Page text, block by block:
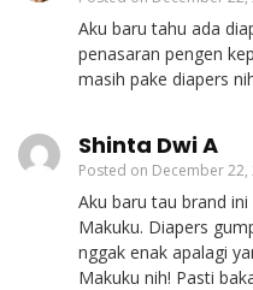
Aku baru tahu ada
penasaran pengen
masih pake diapers
Shinta Dwi A
Posted on December 22,
Aku baru tau brand
Makuku. Diapers
nggak enak apalagi
Makuku nih! Pasti